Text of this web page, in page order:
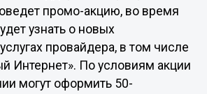
промо-акцию, во время
узнать о новых
провайдера, в том числе
Интернет». По условиям акции
могут оформить 50-